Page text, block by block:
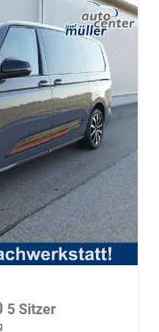
5 Sitzer